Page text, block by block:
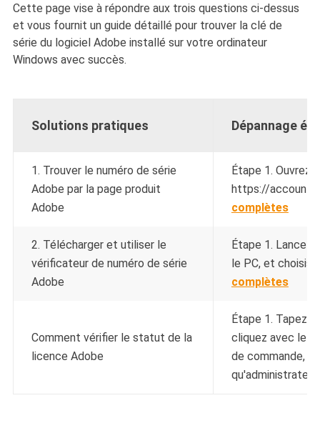
Cette page vise à répondre aux trois questions ci-dessus
et vous fournit un guide détaillé pour trouver la clé de
série du logiciel Adobe installé sur votre ordinateur
Windows avec succès.
Solutions pratiques Dépannage
1. Trouver le numéro de série
Adobe par la page produit
Adobe
Étape 1. Ouvrez
https://
complètes
2. Télécharger et utiliser le
vérificateur de numéro de série
Adobe
Étape 1. Lancez
le PC, et
complètes
Comment vérifier le statut de la
licence Adobe
Étape 1. Tapez
cliquez avec le
de commande,